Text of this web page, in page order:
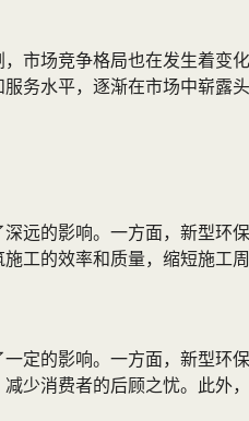
市场竞争格局也在发生着
务水平，逐渐在市场中崭
远的影响。一方面，新型
工的效率和质量，缩短施
定的影响。一方面，新型
少消费者的后顾之忧。此外